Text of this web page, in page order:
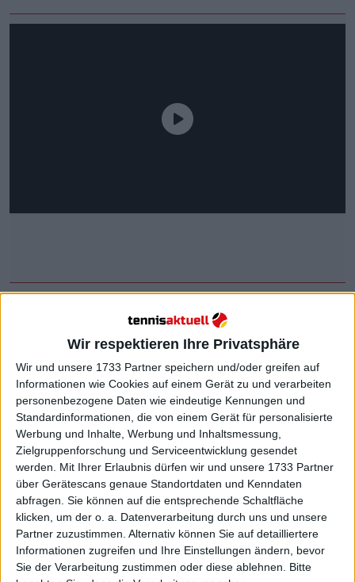
Wir respektieren Ihre Privatsphäre
Wir und unsere 1733 Partner speichern und/oder greifen auf
Informationen wie Cookies auf einem Gerät zu und verarbeiten
personenbezogene Daten wie eindeutige Kennungen und
Standardinformationen, die von einem Gerät für personalisierte
Werbung und Inhalte, Werbung und Inhaltsmessung,
Zielgruppenforschung und Serviceentwicklung gesendet
werden.
Mit Ihrer Erlaubnis dürfen wir und unsere 1733 Partner
über Gerätescans genaue Standortdaten und Kenndaten
abfragen. Sie können auf die entsprechende Schaltfläche
klicken, um der o. a. Datenverarbeitung durch uns und unsere
Partner zuzustimmen. Alternativ können Sie auf detailliertere
Informationen zugreifen und Ihre Einstellungen ändern, bevor
Sie der Verarbeitung zustimmen oder diese ablehnen.
Bitte
Roddick hob hervor, dass in den vergangenen
Jahren vor allem Sabalenka und Iga Swiatek die
Hauptanwärterinnen auf die Grand-Slam-Titel
waren und andere Spielerinnen etwas zurückließen.
Der frühere Weltranglistenerste ist der Meinung,
dass Rybakina, wenn sie körperlich fit ist, ebenso
zum Kreis der Favoritinnen gehört wie die
derzeitigen Top zwei.
„Mein Punkt war, dass die Diskussion — zu Recht —
Sabalenka und Swiatek als die Konstanzträgerinnen
der letzten drei Jahre umfasst, mit Coco ebenfalls in
diesem Mix. Aber ich habe Rybakina, wenn sie
gesund und gefestigt ist, stets klar als Teil dieser